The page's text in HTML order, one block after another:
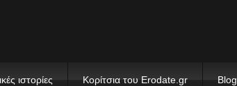
ιστορίες Κορίτσια του Erodate.gr Blog